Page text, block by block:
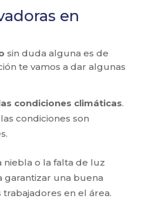
en
sin duda alguna es de
te vamos a dar algunas
condiciones climáticas.
condiciones son
niebla o la falta de luz
garantizar una buena
en el área.